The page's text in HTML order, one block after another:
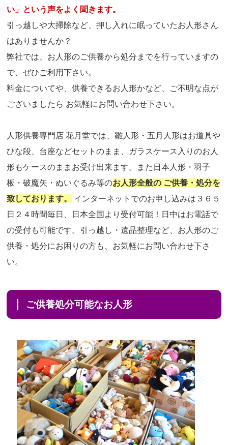
い」という声をよく聞きます。
引っ越しや大掃除など、押し入れに眠っていたお人形さん
はありませんか？
弊社では、お人形のご供養から処分までを行っていますの
で、ぜひご利用下さい。
料金についてや、供養できるお人形かなど、ご不明な点が
ございましたら お気軽にお問い合わせ下さい。
人形供養専門店 花月堂では、雛人形・五月人形はお道具や
ひな段、台座などセットのまま、ガラスケース入りのお人
形もケースのままお受け出来ます。また日本人形・羽子
板・破魔矢・ぬいぐるみ等のお人形全般の ご供養・処分を
致しております。
インターネットでのお申し込みは３６５
日２４時間毎日、日本全国より受付可能！日中はお電話で
の受付も可能です。引っ越し・遺品整理など、お人形のご
供養・処分にお困りの方も、お気軽にお問い合わせ下さ
い。
ご供養処分可能なお人形